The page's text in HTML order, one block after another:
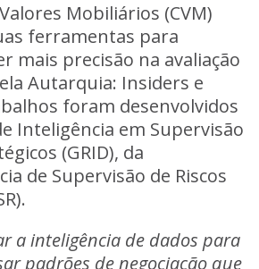
Mobiliários (CVM)
ferramentas para
mais precisão na avaliação
Autarquia: Insiders e
foram desenvolvidos
Inteligência em Supervisão
(GRID), da
de Supervisão de Riscos
a inteligência de dados para
padrões de negociação que